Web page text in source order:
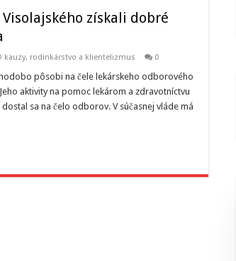
získali dobré
kauzy, rodinkárstvo a klientelizmus 0
pôsobi na čele lekárskeho odborového
aktivity na pomoc lekárom a zdravotníctvu
sa na čelo odborov. V súčasnej vláde má